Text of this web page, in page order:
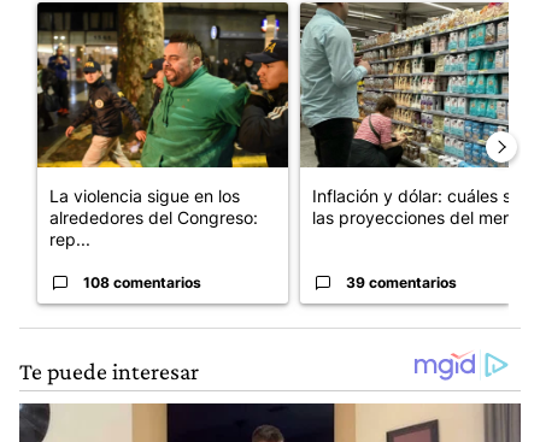
Un artículo de tendencia con el título "La violencia sigue en
La violencia sigue en los
alrededores del Congreso:
rep...
108 comentarios
Un artículo de tendencia con
Inflación y dólar: cuáles son
las proyecciones del merc...
39 comentarios